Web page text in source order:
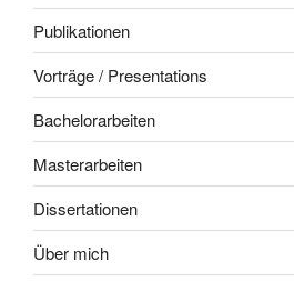
Publikationen
Vorträge / Presentations
Bachelorarbeiten
Masterarbeiten
Dissertationen
Über mich